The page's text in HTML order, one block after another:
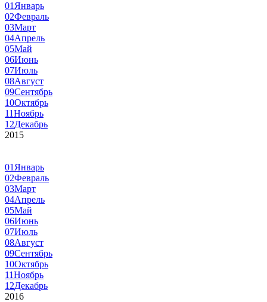
01 Январь
02Февраль
03Март
04Апрель
05Май
06Июнь
07Июль
08Август
09Сентябрь
10Октябрь
11Ноябрь
12Декабрь
2015
01 Январь
02Февраль
03Март
04Апрель
05Май
06Июнь
07Июль
08Август
09Сентябрь
10Октябрь
11Ноябрь
12Декабрь
2016